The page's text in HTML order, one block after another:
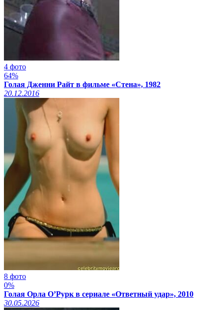
4 фото
64%
Голая Дженни Райт в фильме «Стена», 1982
20.12.2016
8 фото
0%
Голая Орла О’Рурк в сериале «Ответный удар», 2010
30.05.2026